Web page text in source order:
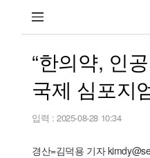
“한의약, 인
국제 심포지
입력 : 2025-08-28 10:34
경산=김덕용 기자